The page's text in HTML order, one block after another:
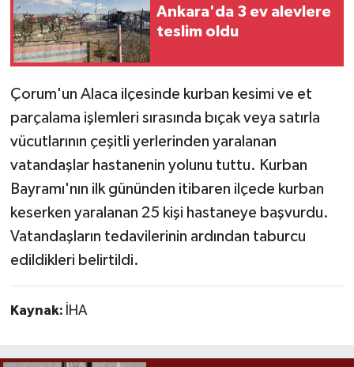
Ankara'da 3 ev alevlere
teslim oldu
Çorum'un Alaca ilçesinde kurban kesimi ve et
parçalama işlemleri sırasında bıçak veya satırla
vücutlarının çeşitli yerlerinden yaralanan
vatandaşlar hastanenin yolunu tuttu. Kurban
Bayramı'nın ilk gününden itibaren ilçede kurban
keserken yaralanan 25 kişi hastaneye başvurdu.
Vatandaşların tedavilerinin ardından taburcu
edildikleri belirtildi.
Kaynak: İHA